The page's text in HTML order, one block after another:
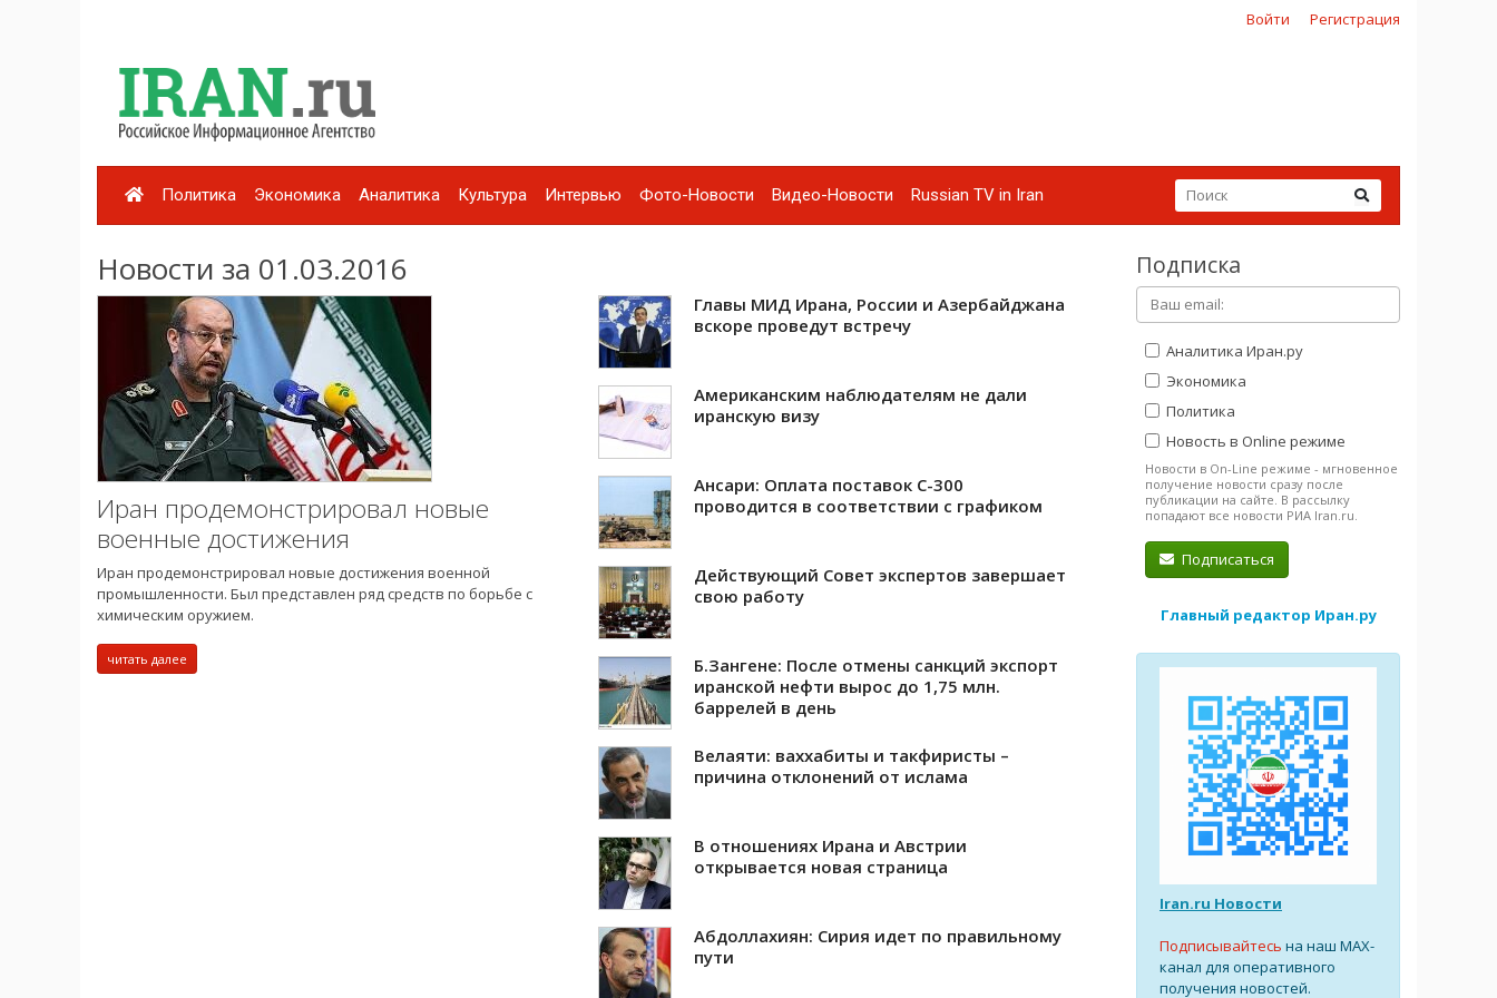
Войти Регистрация
Политика Экономика Аналитика Культура Интервью Фото-Новости Видео-Новости Russian TV in Iran
Новости за 01.03.2016
Иран продемонстрировал новые
военные достижения
Иран продемонстрировал новые достижения военной
промышленности. Был представлен ряд средств по борьбe с
химическим оружием.
читать далее
Главы МИД Ирана, России и Азербайджана
вскоре проведут встречу
Американским наблюдателям не дали
иранскую визу
Ансари: Оплата поставок С-300
проводится в соответствии с графиком
Действующий Совет экспертов завершает
свою работу
Б.Зангене: После отмены санкций экспорт
иранской нефти вырос до 1,75 млн.
баррелей в день
Велаяти: ваххабиты и такфиристы –
причина отклонений от ислама
В отношениях Ирана и Австрии
открывается новая страница
Абдоллахиян: Сирия идет по правильному
пути
Подписка
Аналитика Иран.ру
Экономика
Политика
Новость в Online режиме
Новости в On-Line режиме - мгновенное
получение новости сразу после
публикации на сайте. В рассылку
попадают все новости РИА Iran.ru.
Подписаться
Главный редактор Иран.ру
Iran.ru Новости
Подписывайтесь на наш MAX-
канал для оперативного
получения новостей.